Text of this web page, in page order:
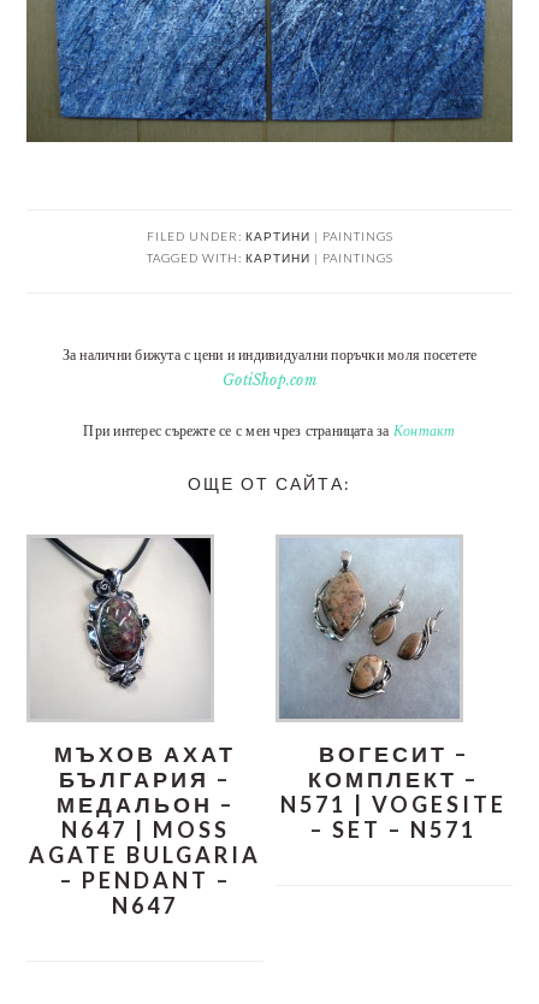
FILED UNDER: КАРТИНИ | PAINTINGS
TAGGED WITH: КАРТИНИ | PAINTINGS
За налични бижута с цени и индивидуални поръчки моля посетете
GotiShop.com
При интерес сърежте се с мен чрез страницата за Контакт
ОЩЕ ОТ САЙТА:
МЪХОВ АХАТ
БЪЛГАРИЯ –
МЕДАЛЬОН –
N647 | MOSS
AGATE BULGARIA
– PENDANT –
N647
ВОГЕСИТ –
КОМПЛЕКТ –
N571 | VOGESITE
– SET – N571